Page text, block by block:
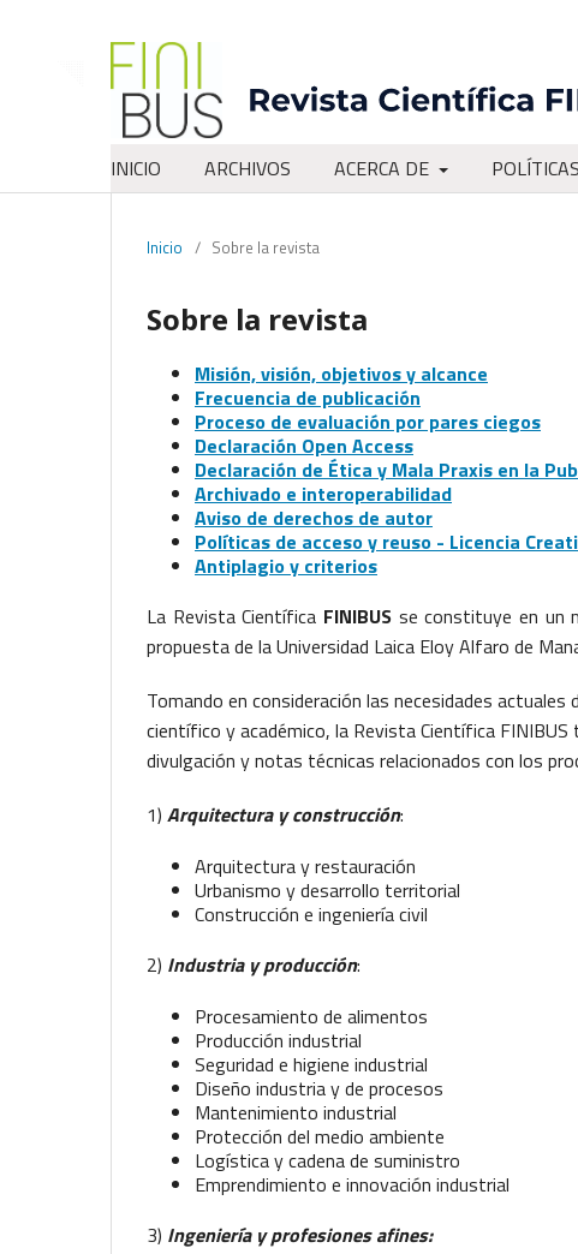
INICIO ARCHIVOS ACERCA DE
Inicio / Sobre la revista
Sobre la revista
Misión, visión, objetivos y alcance
Frecuencia de publicación
Proceso de evaluación por pares ciegos
Declaración Open Access
Declaración de Ética y Mala Praxis en la
Archivado e interoperabilidad
Aviso de derechos de autor
Políticas de acceso y reuso - Licencia
Antiplagio y criterios
La Revista Científica FINIBUSse constituye en un
propuesta de la Universidad Laica Eloy Alfaro de
Tomando en consideración las necesidades
científico y académico, la Revista Científica
divulgación y notas técnicas relacionados con los
1) Arquitectura y construcción:
Arquitectura y restauración
Urbanismo y desarrollo territorial
Construcción e ingeniería civil
2) Industria y producción:
Procesamiento de alimentos
Producción industrial
Seguridad e higiene industrial
Diseño industria y de procesos
Mantenimiento industrial
Protección del medio ambiente
Logística y cadena de suministro
Emprendimiento e innovación industrial
3) Ingeniería y profesiones afines: